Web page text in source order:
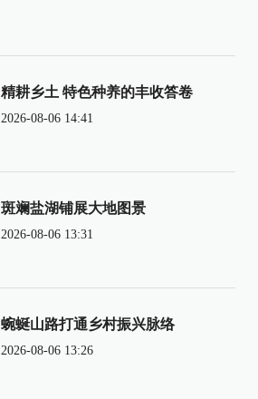
精耕乡土 特色种养的丰收答卷
2026-08-06 14:41
斑斓盐湖铺展大地图景
2026-08-06 13:31
蜿蜒山路打通乡村振兴脉络
2026-08-06 13:26